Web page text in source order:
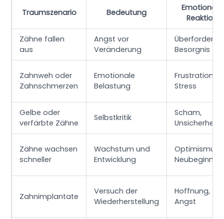
Traumszenario Bedeutung
Emotionale
Reaktion
Zähne fallen
aus
Angst vor
Veränderung
Besorgnis
Zahnweh oder
Zahnschmerzen
Emotionale
Belastung
Frustration,
Stress
Gelbe oder
verfärbte Zähne
Selbstkritik
Scham,
Unsicherheit
Zähne wachsen
schneller
Wachstum und
Entwicklung
Optimismus,
Neubeginn
Zahnimplantate
Versuch der
Wiederherstellung
Hoffnung,
Angst